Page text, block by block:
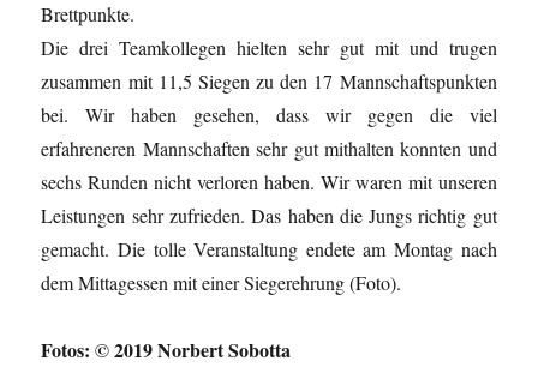
Brettpunkte.
Die drei Teamkollegen hielten sehr gut mit und trugen
zusammen mit 11,5 Siegen zu den 17 Mannschaftspunkten
bei. Wir haben gesehen, dass wir gegen die viel
erfahreneren Mannschaften sehr gut mithalten konnten und
sechs Runden nicht verloren haben. Wir waren mit unseren
Leistungen sehr zufrieden. Das haben die Jungs richtig gut
gemacht. Die tolle Veranstaltung endete am Montag nach
dem Mittagessen mit einer Siegerehrung (Foto).
Fotos: © 2019 Norbert Sobotta